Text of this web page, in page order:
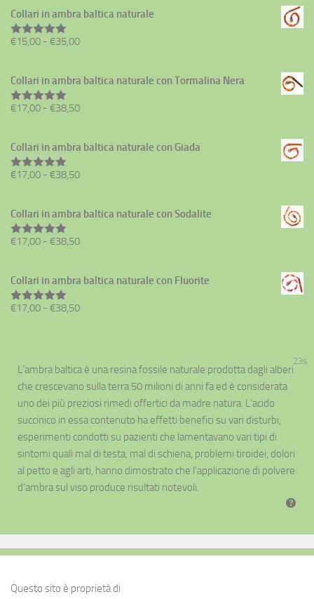
€38,50
prezzo:
€17,00
€38,50
Collari in ambra baltica naturale
Valutato
€15,00 - €35,00Fascia
prezzo:
€15,00
€35,00
Collari in ambra baltica naturale con Tormalina Nera
Valutato
€17,00 - €38,50Fascia
prezzo:
€17,00
€38,50
Collari in ambra baltica naturale con Giada
Valutato
€17,00 - €38,50Fascia
prezzo:
€17,00
€38,50
Collari in ambra baltica naturale con Sodalite
Valutato
€17,00 - €38,50Fascia
prezzo:
€17,00
Collari in ambra baltica naturale con Fluorite
Valutato
€17,00 - €38,50Fascia
€17,00
a
€38,50
22s
L’ambra baltica è una resina fossile naturale prodotta dagli alberi
che crescevano sulla terra 50 milioni di anni fa ed è considerata
uno dei più preziosi rimedi offertici da madre natura. L’acido
succinico in essa contenuto ha effetti benefici su vari disturbi,
esperimenti condotti su pazienti che lamentavano vari tipi di
sintomi quali mal di testa, mal di schiena, problemi tiroidei, dolori
al petto e agli arti, hanno dimostrato che l’applicazione di polvere
d’ambra sul viso produce risultati notevoli.
Questo sito è proprietà di